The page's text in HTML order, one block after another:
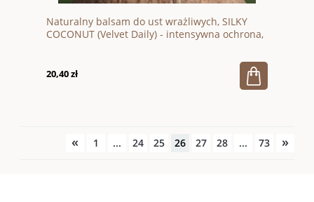
Naturalny balsam do ust wrażliwych, SILKY
COCONUT (Velvet Daily) - intensywna ochrona,
20,40 zł
« 1 ... 24 25 26 27 28 ... 73 »